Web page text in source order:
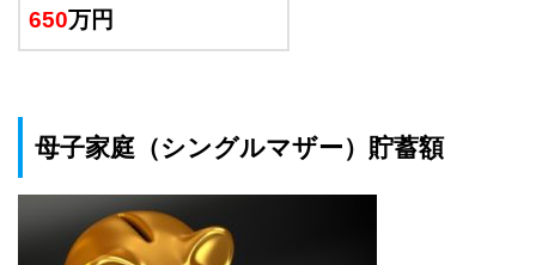
650万円
母子家庭（シングルマザー）貯蓄額